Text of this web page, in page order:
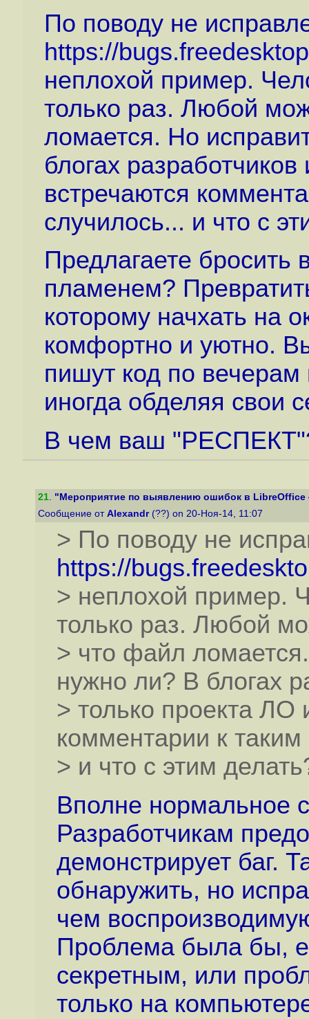
По поводу не
https://
неплохой пример.
только раз. Любой
ломается. Но
блогах
встречаются
случилось... и что с
Предлагаете бросить
пламенем?
которому начхать
комфортно и уютно.
пишут код по
иногда обделяя свои
В чем ваш
21. "Мероприятие по выявлению ошибок в LibreOffice
Сообщение от Alexandr(??) on 20-Ноя-14, 11:07
> По поводу не
https://
> неплохой пример.
только раз. Любой
> что файл
нужно ли? В блогах
> только проекта
комментарии к
> и что с этим
Вполне нормальное
Разработчикам
демонстрирует баг.
обнаружить, но
чем
Проблема была бы,
секретным, или
только на